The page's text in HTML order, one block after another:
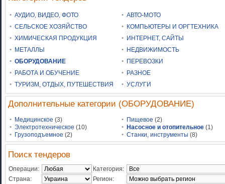
АУДИО, ВИДЕО, ФОТО
АВТО-МОТО
СЕЛЬСКОЕ ХОЗЯЙСТВО
КОМПЬЮТЕРЫ И ОРГТЕХНИКА
ХИМИЧЕСКАЯ ПРОДУКЦИЯ
ИНТЕРНЕТ, САЙТЫ
МЕТАЛЛЫ
НЕДВИЖИМОСТЬ
ОБОРУДОВАНИЕ
ПЕРЕВОЗКИ
РАБОТА И ОБУЧЕНИЕ
РАЗНОЕ
ТУРИЗМ, ОТДЫХ, ПУТЕШЕСТВИЯ
УСЛУГИ
Дополнительные категории (ОБОРУДОВАНИЕ)
Медицинское (3) Пищевое (2)
Электротехническое (10) Насосное и отопительное (1)
Грузоподъемное (2) Станки, инструменты (8)
Поиск тендеров
Операции:
Категория:
Страна:
Регион: